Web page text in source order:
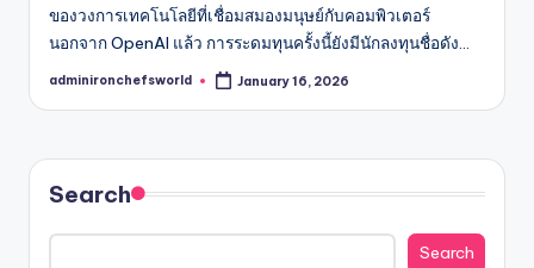
ของวงการเทคโนโลยีที่เชื่อมสมองมนุษย์กับคอมพิวเตอร์
นอกจาก OpenAI แล้ว การระดมทุนครั้งนี้ยังมีนักลงทุนชื่อดัง…
Posted
adminironchefsworld January 16, 2026
Search
Search